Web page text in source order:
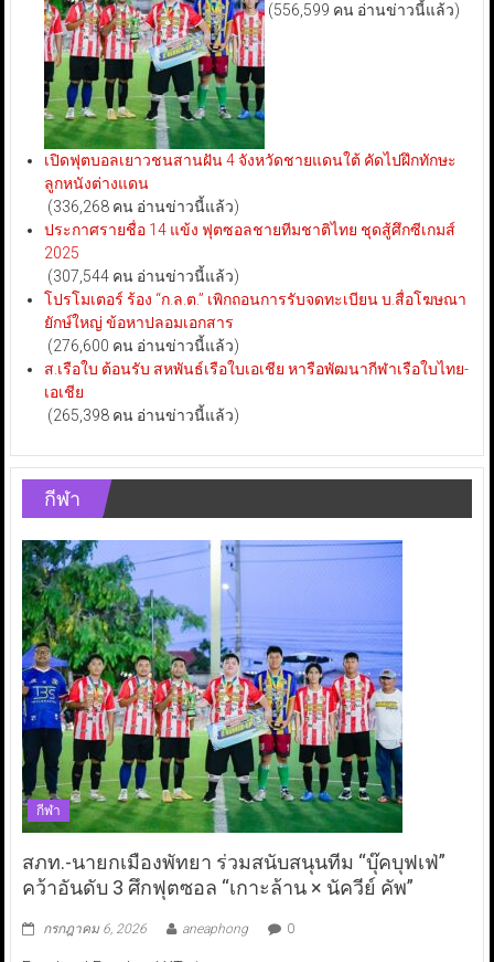
(556,599 คน อ่านข่าวนี้แล้ว)
เปิดฟุตบอลเยาวชนสานฝัน 4 จังหวัดชายแดนใต้ คัดไปฝึกทักษะ
ลูกหนังต่างแดน
(336,268 คน อ่านข่าวนี้แล้ว)
ประกาศรายชื่อ 14 แข้ง ฟุตซอลชายทีมชาติไทย ชุดสู้ศึกซีเกมส์
2025
(307,544 คน อ่านข่าวนี้แล้ว)
โปรโมเตอร์ ร้อง “ก.ล.ต.” เพิกถอนการรับจดทะเบียน บ.สื่อโฆษณา
ยักษ์ใหญ่ ข้อหาปลอมเอกสาร
(276,600 คน อ่านข่าวนี้แล้ว)
ส.เรือใบ ต้อนรับ สหพันธ์เรือใบเอเชีย หารือพัฒนากีฬาเรือใบไทย-
เอเชีย
(265,398 คน อ่านข่าวนี้แล้ว)
กีฬา
กีฬา
สภท.-นายกเมืองพัทยา ร่วมสนับสนุนทีม “บุ๊คบุฟเฟ่”
คว้าอันดับ 3 ศึกฟุตซอล “เกาะล้าน × นัควีย์ คัพ”
กรกฎาคม 6, 2026 aneaphong 0